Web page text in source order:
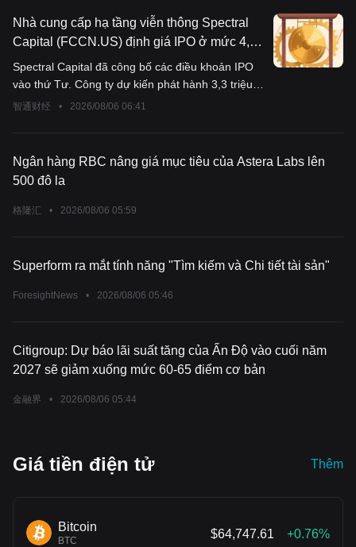
Nhà cung cấp hạ tầng viễn thông Spectral
Capital (FCCN.US) định giá IPO ở mức 4,5
USD/cổ phiếu, dự kiến huy động 15 triệu
USD
Spectral Capital đã công bố các điều khoản IPO
vào thứ Tư. Công ty dự kiến phát hành 3,3 triệu
cổ phiếu với giá 4,50 đô la mỗi cổ phiếu, huy động
智通财经 • 2026/08/06 06:41
Ngân hàng RBC nâng giá mục tiêu của Astera Labs lên
500 đô la
格隆汇 • 2026/08/06 05:59
Superform ra mắt tính năng "Tìm kiếm và Chi tiết tài sản"
ForesightNews • 2026/08/06 05:46
Citigroup: Dự báo lãi suất tăng của Ấn Độ vào cuối năm
2027 sẽ giảm xuống mức 60-65 điểm cơ bản
金融界 • 2026/08/06 05:44
Giá tiền điện tử Thêm
Bitcoin
BTC
$64,747.61 +0.76%